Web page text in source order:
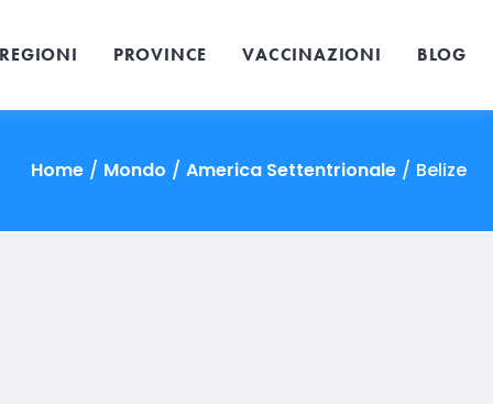
REGIONI PROVINCE VACCINAZIONI BLOG
Home / Mondo / America Settentrionale / Belize